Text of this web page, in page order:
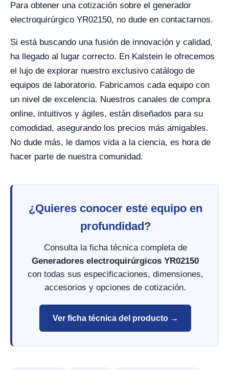
Para obtener una cotización sobre el generador
electroquirúrgico YR02150, no dude en contactarnos.
Si está buscando una fusión de innovación y calidad,
ha llegado al lugar correcto. En Kalstein le ofrecemos
el lujo de explorar nuestro exclusivo catálogo de
equipos de laboratorio. Fabricamos cada equipo con
un nivel de excelencia. Nuestros canales de compra
online, intuitivos y ágiles, están diseñados para su
comodidad, asegurando los precios más amigables.
No dude más, le damos vida a la ciencia, es hora de
hacer parte de nuestra comunidad.
¿Quieres conocer este equipo en
profundidad?
Consulta la ficha técnica completa de
Generadores electroquirúrgicos YR02150
con todas sus especificaciones, dimensiones,
accesorios y opciones de cotización.
Ver ficha técnica del producto →